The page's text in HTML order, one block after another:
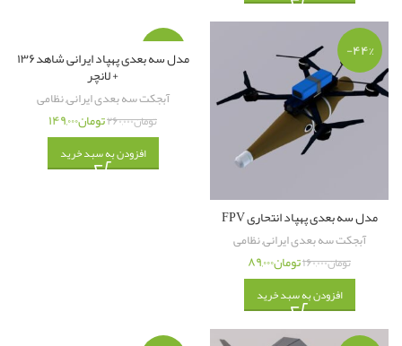
-۴۴%
مدل سه بعدی پهپاد انتحاری FPV
آبجکت سه بعدی ایرانی,نظامی
تومان۱۶۰,۰۰۰تومان۸۹,۰۰۰
افزودن به سبد خرید
-۴۳% مدل سه بعدی پهپاد ایرانی شاهد۱۳۶
+ لانچر
آبجکت سه بعدی ایرانی,نظامی
تومان۲۶۰,۰۰۰تومان۱۴۹,۰۰۰
افزودن به سبد خرید